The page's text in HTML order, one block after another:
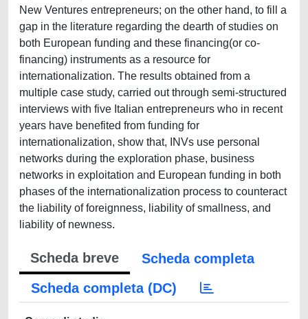
New Ventures entrepreneurs; on the other hand, to fill a
gap in the literature regarding the dearth of studies on
both European funding and these financing(or co-
financing) instruments as a resource for
internationalization. The results obtained from a
multiple case study, carried out through semi-structured
interviews with five Italian entrepreneurs who in recent
years have benefited from funding for
internationalization, show that, INVs use personal
networks during the exploration phase, business
networks in exploitation and European funding in both
phases of the internationalization process to counteract
the liability of foreignness, liability of smallness, and
liability of newness.
Scheda breve
Scheda completa
Scheda completa (DC)